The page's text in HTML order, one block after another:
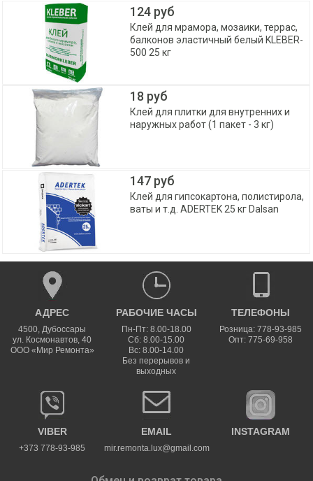
124 руб
Клей для мрамора, мозаики, террас,
балконов эластичный белый KLEBER-
500 25 кг
18 руб
Клей для плитки для внутренних и
наружных работ (1 пакет - 3 кг)
147 руб
Клей для гипсокартона, полистирола,
ваты и т.д. ADERTEK 25 кг Dalsan
АДРЕС
4500,Дубоссары
ул. Космонавтов, 40
ООО «Мир Ремонта»
РАБОЧИЕ ЧАСЫ
Пн-Пт: 8.00-18.00
Сб: 8.00-15.00
Вс: 8.00-14.00
Без перерывов и
выходных
ТЕЛЕФОНЫ
Розница: 778-93-985
Опт: 775-69-958
VIBER
+373 778-93-985
EMAIL
mir.remonta.lux@gmail.com
INSTAGRAM